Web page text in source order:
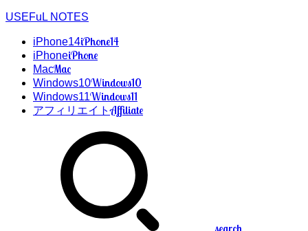
USEFuL NOTES
iPhone14iPhone14
iPhoneiPhone
MacMac
Windows10Windows10
Windows11Windows11
アフィリエイトAffiliate
search